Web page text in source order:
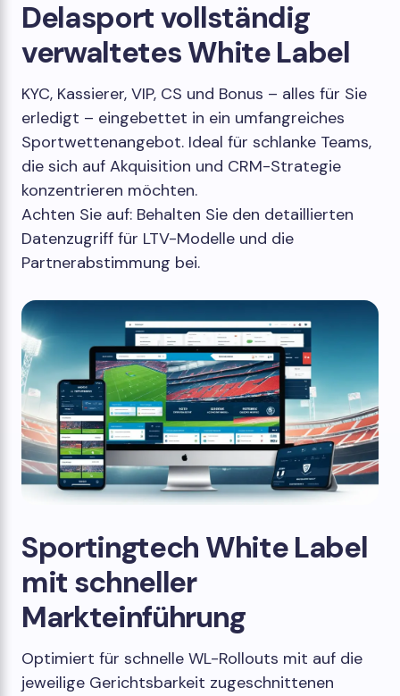
Delasport vollständig
verwaltetes White Label
KYC, Kassierer, VIP, CS und Bonus – alles für Sie
erledigt – eingebettet in ein umfangreiches
Sportwettenangebot. Ideal für schlanke Teams,
die sich auf Akquisition und CRM-Strategie
konzentrieren möchten.
Achten Sie auf: Behalten Sie den detaillierten
Datenzugriff für LTV-Modelle und die
Partnerabstimmung bei.
Sportingtech White Label
mit schneller
Markteinführung
Optimiert für schnelle WL-Rollouts mit auf die
jeweilige Gerichtsbarkeit zugeschnittenen